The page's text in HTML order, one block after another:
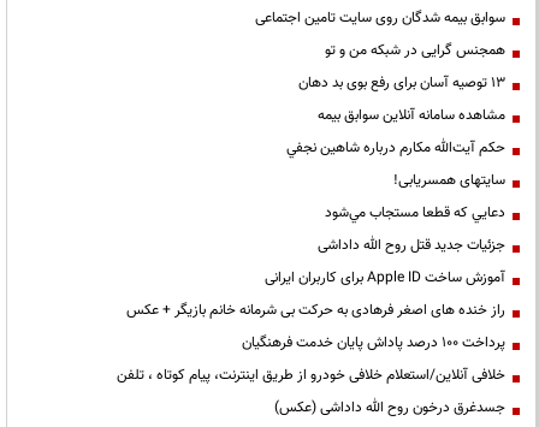
سوابق بیمه شدگان روی سایت تامین اجتماعی
همجنس گرایی در شبکه من و تو
13 توصیه آسان برای رفع بوی بد دهان
مشاهده سامانه آنلاين سوابق بیمه
حكم آيت‌الله مكارم درباره شاهين نجفي
سایتهای همسریابی!
دعايي كه قطعا مستجاب مي‌شود
جزئیات جدید قتل روح الله داداشی
آموزش ساخت Apple ID برای کاربران ایرانی
راز خنده های اصغر فرهادی به حرکت بی شرمانه خانم بازیگر + عکس
پرداخت ۱۰۰ درصد پاداش پایان خدمت فرهنگیان
خلافی آنلاین/استعلام خلافی خودرو از طریق اینترنت، پیام کوتاه ، تلفن
جسدغرق درخون روح الله داداشی (عکس)